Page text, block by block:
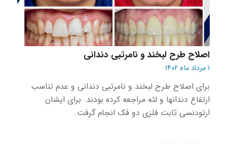
اصلاح طرح لبخند و نامرتبی دندانی
۱ مرداد ماه ۱۴۰۲
برای اصلاح طرح لبخند و نامرتبی دندانی و عدم تناسب
ارتفاع دندانها و لثه مراجعه کرده بودند. برای ایشان
ارتودنسی ثابت فلزی دو فک انجام گرفت.